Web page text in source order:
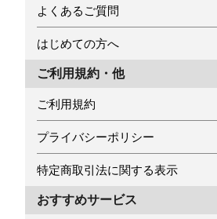
よくあるご質問
はじめての方へ
ご利用規約・他
ご利用規約
プライバシーポリシー
特定商取引法に関する表示
おすすめサービス